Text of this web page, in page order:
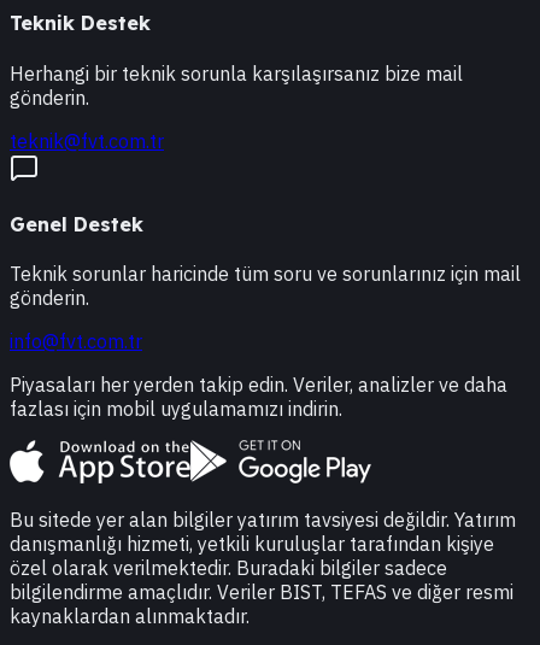
Teknik Destek
Herhangi bir teknik sorunla karşılaşırsanız bize mail
gönderin.
teknik@fvt.com.tr
Genel Destek
Teknik sorunlar haricinde tüm soru ve sorunlarınız için mail
gönderin.
info@fvt.com.tr
Piyasaları her yerden takip edin. Veriler, analizler ve daha
fazlası için mobil uygulamamızı indirin.
Bu sitede yer alan bilgiler yatırım tavsiyesi değildir. Yatırım
danışmanlığı hizmeti, yetkili kuruluşlar tarafından kişiye
özel olarak verilmektedir. Buradaki bilgiler sadece
bilgilendirme amaçlıdır. Veriler BIST, TEFAS ve diğer resmi
kaynaklardan alınmaktadır.